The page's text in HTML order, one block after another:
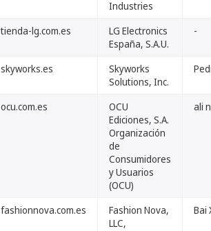
Industries
tienda-lg.com.es
LG Electronics
España, S.A.U.
-
skyworks.es
Skyworks
Solutions, Inc.
ocu.com.es
OCU
Ediciones, S.A.
Organización
de
Consumidores
y Usuarios
(OCU)
ali
fashionnova.com.es
Fashion Nova,
LLC,
Bai